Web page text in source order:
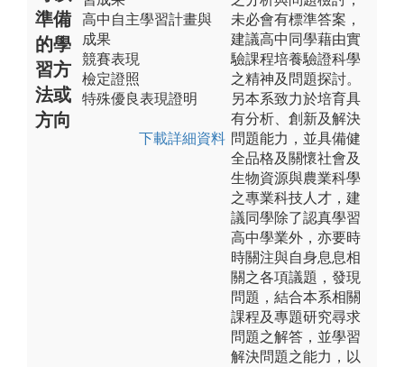
準備
的學
習方
法或
方向
高中自主學習計畫與
成果
競賽表現
檢定證照
特殊優良表現證明
下載詳細資料
未必會有標準答案，
建議高中同學藉由實
驗課程培養驗證科學
之精神及問題探討。
另本系致力於培育具
有分析、創新及解決
問題能力，並具備健
全品格及關懷社會及
生物資源與農業科學
之專業科技人才，建
議同學除了認真學習
高中學業外，亦要時
時關注與自身息息相
關之各項議題，發現
問題，結合本系相關
課程及專題研究尋求
問題之解答，並學習
解決問題之能力，以